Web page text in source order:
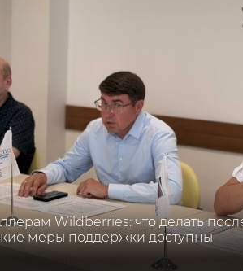
Wildberries: что делать
меры поддержки доступны